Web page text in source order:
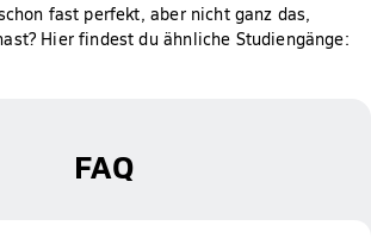
fast perfekt, aber nicht ganz das,
Hier findest du ähnliche Studiengänge:
FAQ